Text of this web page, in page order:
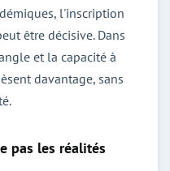
l'inscription
être décisive. Dans
et la capacité à
davantage, sans
pas les réalités